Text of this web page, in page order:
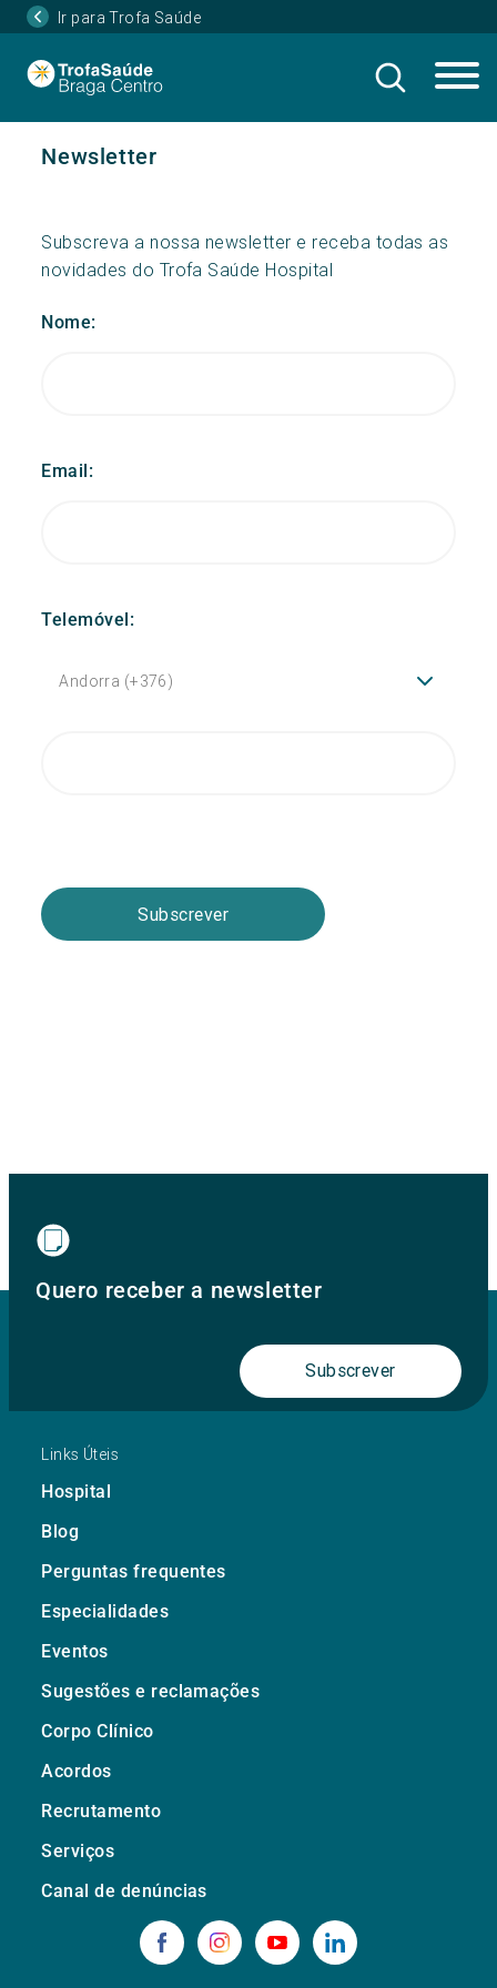
Ir para Trofa Saúde
Newsletter
Subscreva a nossa newsletter e receba todas as
novidades do Trofa Saúde Hospital
Nome:
Email:
Telemóvel:
Subscrever
Quero receber a newsletter
Subscrever
Links Úteis
Hospital
Blog
Perguntas frequentes
Especialidades
Eventos
Sugestões e reclamações
Corpo Clínico
Acordos
Recrutamento
Serviços
Canal de denúncias